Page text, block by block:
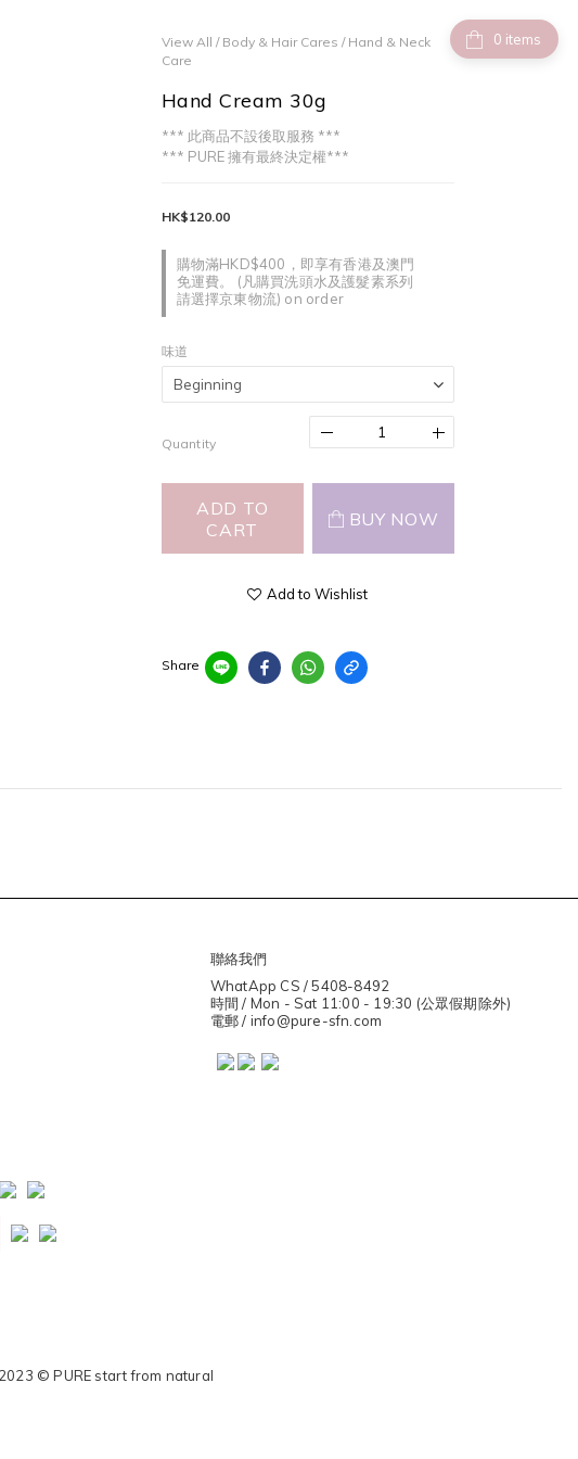
items
View All / Body & Hair Cares / Hand & Neck
Care
Hand Cream 30g
*** 此商品不設後取服務 ***
*** PURE 擁有最終決定權***
購物滿HKD$400，即享有香港及澳門
免運費。 (凡購買洗頭水及護髮素系列
請選擇京東物流) on order
HK$120.00
味道
Quantity
ADD TO
CART
BUY NOW
Add to Wishlist
Share
聯絡我們
WhatApp CS / 5408-8492
時間 / Mon - Sat 11:00 - 19:30 (公眾假期除外)
電郵 / info@pure-sfn.com
© PURE start from natural